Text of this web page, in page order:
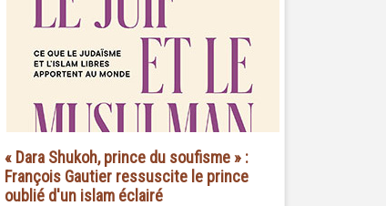
« Dara Shukoh, prince du soufisme » :
François Gautier ressuscite le prince
oublié d'un islam éclairé